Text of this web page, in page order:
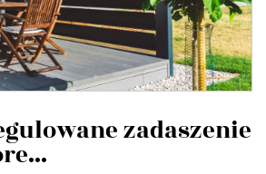
zadaszenie